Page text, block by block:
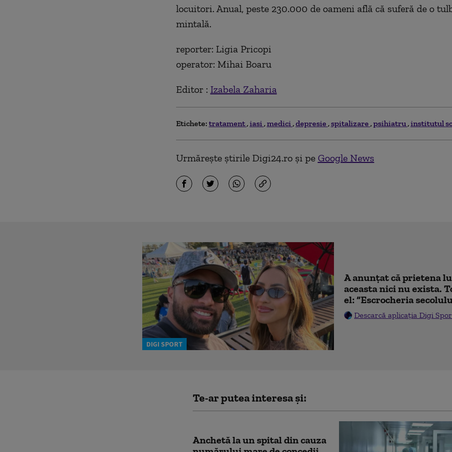
locuitori. Anual, peste 230.000 de oameni află că suferă de o
mintală.
reporter: Ligia Pricopi
operator: Mihai Boaru
Editor : Izabela Zaharia
Etichete: tratament iasi medici depresie spitalizare psihiatru institutul
Urmărește știrile Digi24.ro și pe Google News
DIGI SPORT
A anunțat că prietena
aceasta nici nu exista.
el: ”Escrocheria
Descarcă aplicația Digi
Te-ar putea interesa și:
Anchetă la un spital din cauza